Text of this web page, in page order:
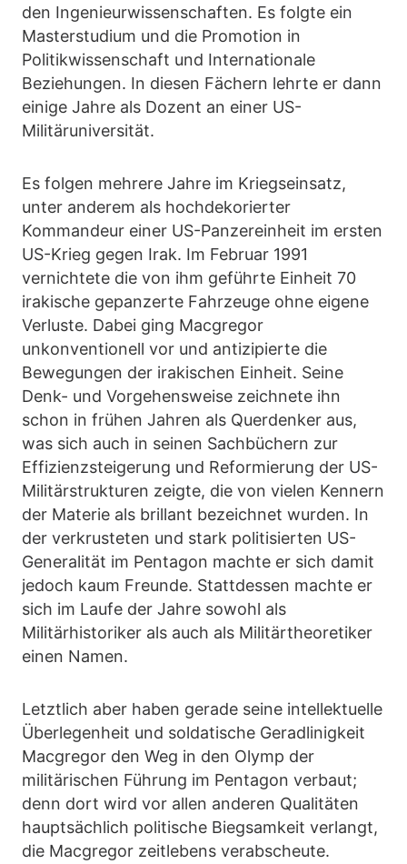
den Ingenieurwissenschaften. Es folgte ein
Masterstudium und die Promotion in
Politikwissenschaft und Internationale
Beziehungen. In diesen Fächern lehrte er dann
einige Jahre als Dozent an einer US-
Militäruniversität.
Es folgen mehrere Jahre im Kriegseinsatz,
unter anderem als hochdekorierter
Kommandeur einer US-Panzereinheit im ersten
US-Krieg gegen Irak. Im Februar 1991
vernichtete die von ihm geführte Einheit 70
irakische gepanzerte Fahrzeuge ohne eigene
Verluste. Dabei ging Macgregor
unkonventionell vor und antizipierte die
Bewegungen der irakischen Einheit. Seine
Denk- und Vorgehensweise zeichnete ihn
schon in frühen Jahren als Querdenker aus,
was sich auch in seinen Sachbüchern zur
Effizienzsteigerung und Reformierung der US-
Militärstrukturen zeigte, die von vielen Kennern
der Materie als brillant bezeichnet wurden. In
der verkrusteten und stark politisierten US-
Generalität im Pentagon machte er sich damit
jedoch kaum Freunde. Stattdessen machte er
sich im Laufe der Jahre sowohl als
Militärhistoriker als auch als Militärtheoretiker
einen Namen.
Letztlich aber haben gerade seine intellektuelle
Überlegenheit und soldatische Geradlinigkeit
Macgregor den Weg in den Olymp der
militärischen Führung im Pentagon verbaut;
denn dort wird vor allen anderen Qualitäten
hauptsächlich politische Biegsamkeit verlangt,
die Macgregor zeitlebens verabscheute.